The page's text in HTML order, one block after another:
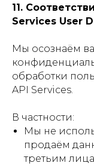
11.
Services User
Мы осознаём
обработки
API Services.
В частности:
Мы не
продаём
третьим